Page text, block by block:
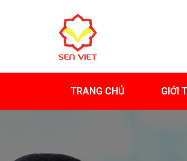
TRANG CHỦ GIỚI